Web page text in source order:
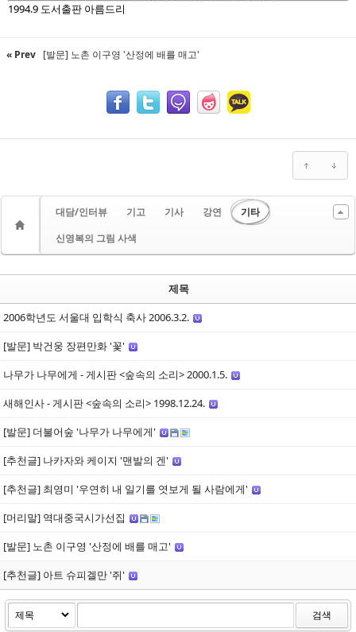
1994.9 도서출판 아름드리
« Prev [발문] 노촌 이구영 '산정에 배를 매고'
대담/인터뷰 기고 기사 강연
기타
신영복의 그림 사색
제목
2006학년도 서울대 입학식 축사 2006.3.2.
[발문] 박건웅 장편만화 '꽃'
나무가 나무에게 - 게시판 <숲속의 소리> 2000.1.5.
새해인사 - 게시판 <숲속의 소리> 1998.12.24.
[발문] 더불어숲 '나무가 나무에게'
[추천글] 나카자와 케이지 '맨발의 겐'
[추천글] 최영미 '우연히 내 일기를 엿보게 될 사람에게'
[머리말] 역대중국시가선집
[발문] 노촌 이구영 '산정에 배를 매고'
[추천글] 아트 슈피겔만 '쥐'
검색